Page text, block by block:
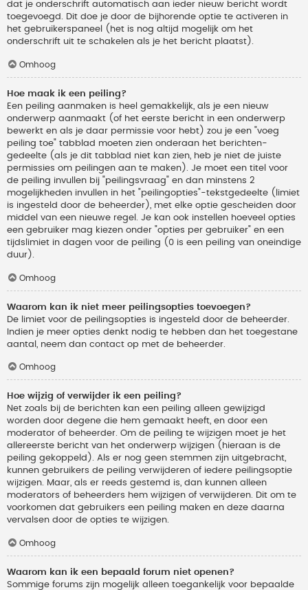
dat je onderschrift automatisch aan ieder nieuw bericht wordt
toegevoegd. Dit doe je door de bijhorende optie te activeren in
het gebruikerspaneel (het is nog altijd mogelijk om het
onderschrift uit te schakelen als je het bericht plaatst).
Omhoog
Hoe maak ik een peiling?
Een peiling aanmaken is heel gemakkelijk, als je een nieuw
onderwerp aanmaakt (of het eerste bericht in een onderwerp
bewerkt en als je daar permissie voor hebt) zou je een "voeg
peiling toe" tabblad moeten zien onderaan het berichten-
gedeelte (als je dit tabblad niet kan zien, heb je niet de juiste
permissies om peilingen aan te maken). Je moet een titel voor
de peiling invullen bij "peilingsvraag" en dan minstens 2
mogelijkheden invullen in het "peilingopties"-tekstgedeelte (limiet
is ingesteld door de beheerder), met elke optie gescheiden door
middel van een nieuwe regel. Je kan ook instellen hoeveel opties
een gebruiker mag kiezen onder "opties per gebruiker" en een
tijdslimiet in dagen voor de peiling (0 is een peiling van oneindige
duur).
Omhoog
Waarom kan ik niet meer peilingsopties toevoegen?
De limiet voor de peilingsopties is ingesteld door de beheerder.
Indien je meer opties denkt nodig te hebben dan het toegestane
aantal, neem dan contact op met de beheerder.
Omhoog
Hoe wijzig of verwijder ik een peiling?
Net zoals bij de berichten kan een peiling alleen gewijzigd
worden door degene die hem gemaakt heeft, en door een
moderator of beheerder. Om de peiling te wijzigen moet je het
allereerste bericht van het onderwerp wijzigen (hieraan is de
peiling gekoppeld). Als er nog geen stemmen zijn uitgebracht,
kunnen gebruikers de peiling verwijderen of iedere peilingsoptie
wijzigen. Maar, als er reeds gestemd is, dan kunnen alleen
moderators of beheerders hem wijzigen of verwijderen. Dit om te
voorkomen dat gebruikers een peiling maken en deze daarna
vervalsen door de opties te wijzigen.
Omhoog
Waarom kan ik een bepaald forum niet openen?
Sommige forums zijn mogelijk alleen toegankelijk voor bepaalde